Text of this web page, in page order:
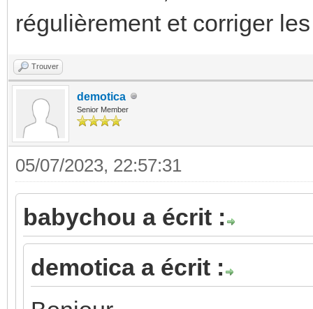
régulièrement et corriger
Trouver
demotica
Senior Member
05/07/2023, 22:57:31
babychou a écrit :
demotica a écrit :